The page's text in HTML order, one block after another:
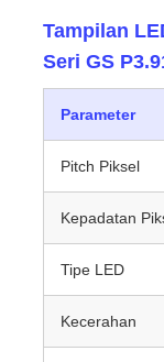
Tampilan
Seri GS
Parameter
Pitch Piksel
Kepadatan
Tipe LED
Kecerahan